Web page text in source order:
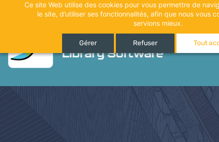
Ce site Web utilise des cookies pour vous permettre de
le site, d’utiliser ses fonctionnalités, afin que nous vous
servions mieux.
Gérer Refuser Tout
Accéder